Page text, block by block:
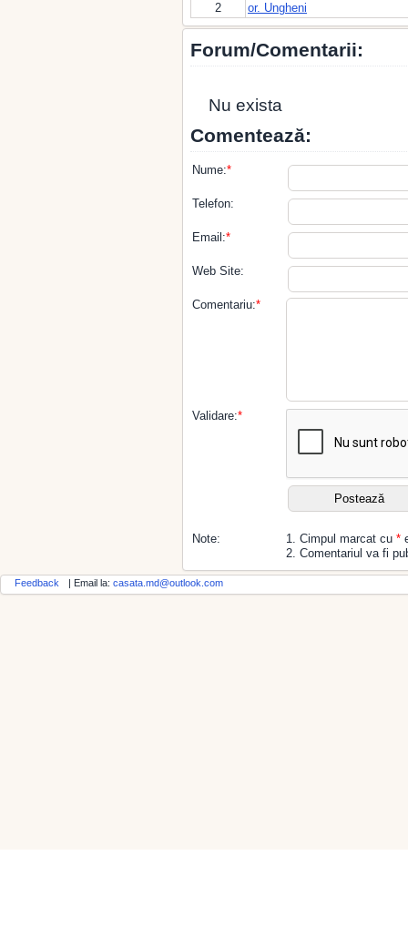
2
or. Ungheni
Forum/Comentarii:
Nu exista
Comentează:
Nume:*
Telefon:
Email:*
Web Site:
Comentariu:*
Validare:*
Note: 1. Cimpul marcat cu *
2. Comentariul va fi
Feedback | Email la: casata.md@outlook.com